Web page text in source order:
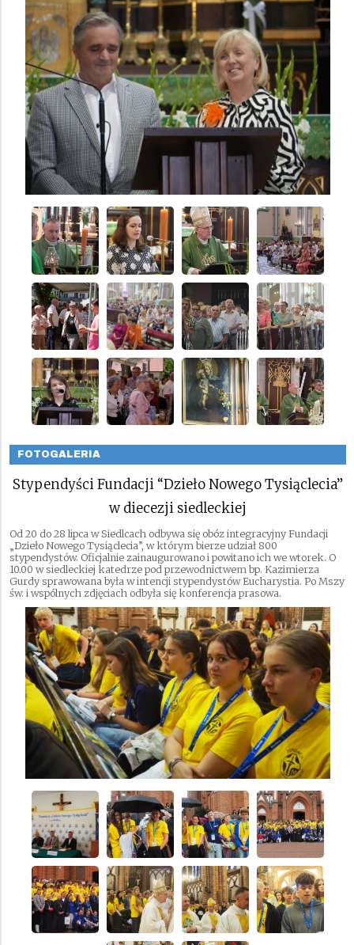
FOTOGALERIA
Stypendyści Fundacji “Dzieło Nowego Tysiąclecia”
w diecezji siedleckiej
Od 20 do 28 lipca w Siedlcach odbywa się obóz integracyjny Fundacji
„Dzieło Nowego Tysiąclecia”, w którym bierze udział 800
stypendystów. Oficjalnie zainaugurowano i powitano ich we wtorek. O
10.00 w siedleckiej katedrze pod przewodnictwem bp. Kazimierza
Gurdy sprawowana była w intencji stypendystów Eucharystia. Po Mszy
św. i wspólnych zdjęciach odbyła się konferencja prasowa.